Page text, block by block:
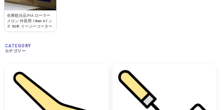
在庫処分品 PIA ローラー
メロン 外装用 13mm 4イン
チ 50本 イージーコーター
CATEGORY
カテゴリー